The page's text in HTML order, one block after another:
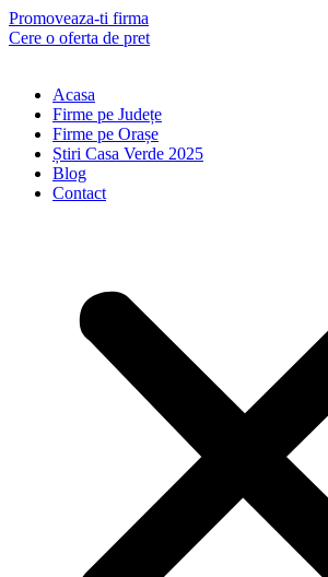
Skip
to
Promoveaza-ti firma
Cere o oferta de pret
Acasa
Firme pe Județe
Firme pe Orașe
Știri Casa Verde 2025
Blog
Contact